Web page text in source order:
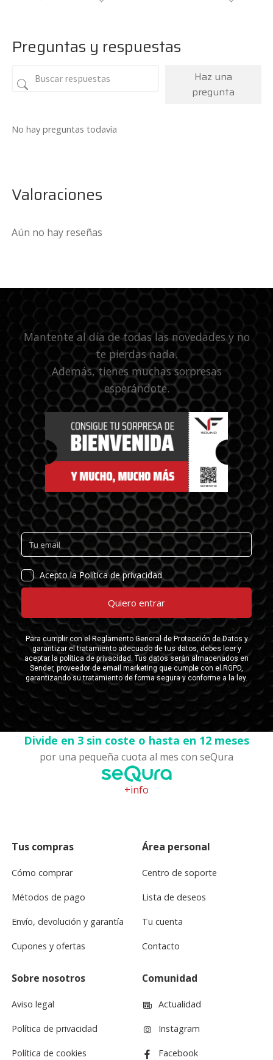
Preguntas y respuestas
Haz una
pregunta
No hay preguntas todavía
Valoraciones
Aún no hay reseñas
Mantente al día de todas las novedades y no
te pierdas nada.
Además, tienes muchas sorpresas
esperándote.
Divide en 3 sin coste o hasta en 12 meses
por una pequeña cuota al mes con seQura
+info
Tus compras
Cómo comprar
Métodos de pago
Envío, devolución y garantía
Cupones y ofertas
Área personal
Centro de soporte
Lista de deseos
Tu cuenta
Contacto
Sobre nosotros
Aviso legal
Política de privacidad
Política de cookies
Comunidad
Actualidad
Instagram
Facebook